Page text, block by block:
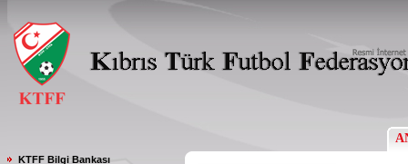
KTFF Bilgi Bankası